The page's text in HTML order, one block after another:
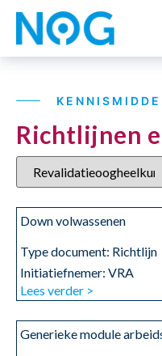
Richtlijnen
Down volwassenen
Type document: Richtlijn
Initiatiefnemer: VRA
Lees verder >
Generieke module